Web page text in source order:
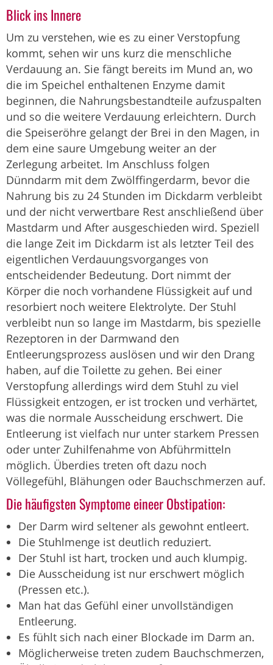
Blick ins Innere
Um zu verstehen, wie es zu einer Verstopfung
kommt, sehen wir uns kurz die menschliche
Verdauung an. Sie fängt bereits im Mund an, wo
die im Speichel enthaltenen Enzyme damit
beginnen, die Nahrungsbestandteile aufzuspalten
und so die weitere Verdauung erleichtern. Durch
die Speiseröhre gelangt der Brei in den Magen, in
dem eine saure Umgebung weiter an der
Zerlegung arbeitet. Im Anschluss folgen
Dünndarm mit dem Zwölffingerdarm, bevor die
Nahrung bis zu 24 Stunden im Dickdarm verbleibt
und der nicht verwertbare Rest anschließend über
Mastdarm und After ausgeschieden wird. Speziell
die lange Zeit im Dickdarm ist als letzter Teil des
eigentlichen Verdauungsvorganges von
entscheidender Bedeutung. Dort nimmt der
Körper die noch vorhandene Flüssigkeit auf und
resorbiert noch weitere Elektrolyte. Der Stuhl
verbleibt nun so lange im Mastdarm, bis spezielle
Rezeptoren in der Darmwand den
Entleerungsprozess auslösen und wir den Drang
haben, auf die Toilette zu gehen. Bei einer
Verstopfung allerdings wird dem Stuhl zu viel
Flüssigkeit entzogen, er ist trocken und verhärtet,
was die normale Ausscheidung erschwert. Die
Entleerung ist vielfach nur unter starkem Pressen
oder unter Zuhilfenahme von Abführmitteln
möglich. Überdies treten oft dazu noch
Völlegefühl, Blähungen oder Bauchschmerzen auf.
Die häufigsten Symptome eineer Obstipation:
Der Darm wird seltener als gewohnt entleert.
Die Stuhlmenge ist deutlich reduziert.
Der Stuhl ist hart, trocken und auch klumpig.
Die Ausscheidung ist nur erschwert möglich
(Pressen etc.).
Man hat das Gefühl einer unvollständigen
Entleerung.
Es fühlt sich nach einer Blockade im Darm an.
Möglicherweise treten zudem Bauchschmerzen,